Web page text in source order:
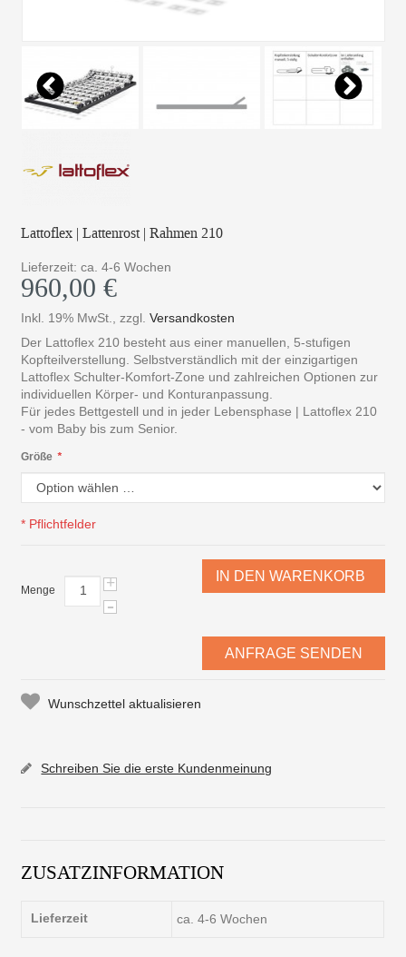
Lattoflex | Lattenrost | Rahmen 210
Lieferzeit: ca. 4-6 Wochen
960,00 €
Inkl. 19% MwSt. ,zzgl.Versandkosten
Der Lattoflex 210 besteht aus einer manuellen, 5-stufigen
Kopfteilverstellung. Selbstverständlich mit der einzigartigen
Lattoflex Schulter-Komfort-Zone und zahlreichen Optionen zur
individuellen Körper- und Konturanpassung.
Für jedes Bettgestell und in jeder Lebensphase | Lattoflex 210
- vom Baby bis zum Senior.
*
Größe
* Pflichtfelder
Menge +
-
IN DEN WARENKORB
ANFRAGE SENDEN
Wunschzettel aktualisieren
Schreiben Sie die erste Kundenmeinung
ZUSATZINFORMATION
Lieferzeit ca. 4-6 Wochen